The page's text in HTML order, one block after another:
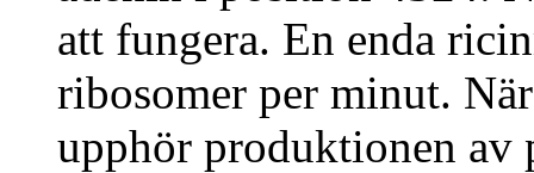
att fungera. En enda
ribosomer per minut.
upphör produktionen av